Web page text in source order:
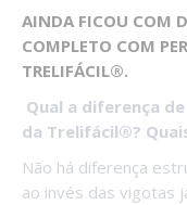
AINDA FICOU COM
COMPLETO COM
TRELIFÁCIL®.
Qual a diferença
da Trelifácil®?
Não há diferença
ao invés das vigotas